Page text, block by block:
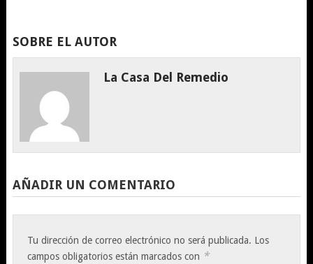
SOBRE EL AUTOR
La Casa Del Remedio
AÑADIR UN COMENTARIO
Tu dirección de correo electrónico no será publicada. Los
campos obligatorios están marcados con *